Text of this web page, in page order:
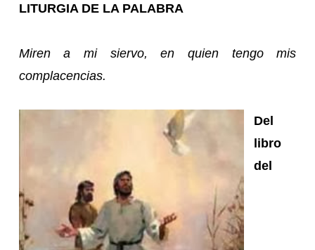
LITURGIA DE LA PALABRA
Miren a mi siervo, en quien tengo mis
complacencias.
Del
libro
del